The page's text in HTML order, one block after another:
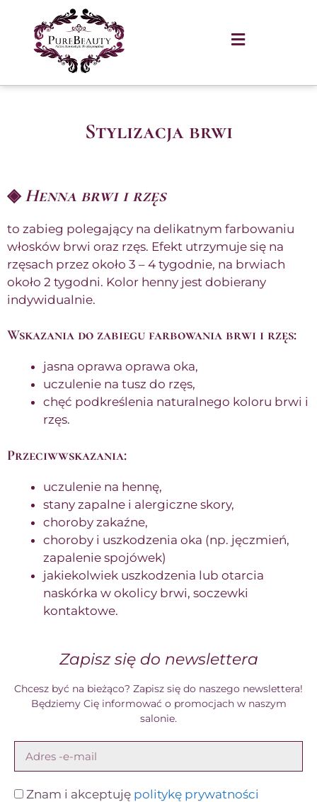
Stylizacja brwi
◈ Henna brwi i rzęs
to zabieg polegający na delikatnym farbowaniu
włosków brwi oraz rzęs. Efekt utrzymuje się na
rzęsach przez około 3 – 4 tygodnie, na brwiach
około 2 tygodni. Kolor henny jest dobierany
indywidualnie.
Wskazania do zabiegu farbowania brwi i rzęs:
jasna oprawa oprawa oka,
uczulenie na tusz do rzęs,
chęć podkreślenia naturalnego koloru brwi i
rzęs.
Przeciwwskazania:
uczulenie na hennę,
stany zapalne i alergiczne skory,
choroby zakaźne,
choroby i uszkodzenia oka (np. jęczmień,
zapalenie spojówek)
jakiekolwiek uszkodzenia lub otarcia
naskórka w okolicy brwi, soczewki
kontaktowe.
Zapisz się do newslettera
Chcesz być na bieżąco? Zapisz się do naszego newslettera!
Będziemy Cię informować o promocjach w naszym
salonie.
Znam i akceptuję politykę prywatności